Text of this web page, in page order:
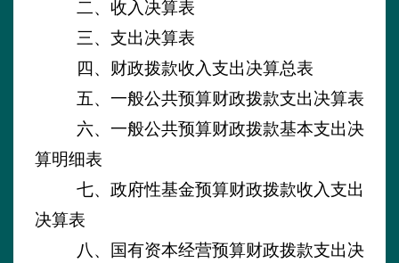
二、收入决算表
三、支出决算表
四、财政拨款收入支出决算总表
五、一般公共预算财政拨款支出决算表
六、一般公共预算财政拨款基本支出决
算明细表
七、政府性基金预算财政拨款收入支出
决算表
八、国有资本经营预算财政拨款支出决